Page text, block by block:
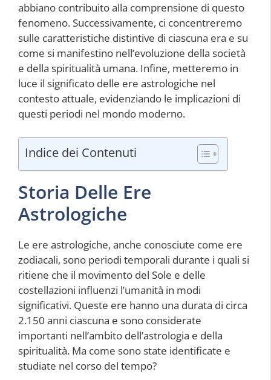
abbiano contribuito alla comprensione di questo
fenomeno. Successivamente, ci concentreremo
sulle caratteristiche distintive di ciascuna era e su
come si manifestino nell’evoluzione della società
e della spiritualità umana. Infine, metteremo in
luce il significato delle ere astrologiche nel
contesto attuale, evidenziando le implicazioni di
questi periodi nel mondo moderno.
Indice dei Contenuti
Storia Delle Ere
Astrologiche
Le ere astrologiche, anche conosciute come ere
zodiacali, sono periodi temporali durante i quali si
ritiene che il movimento del Sole e delle
costellazioni influenzi l’umanità in modi
significativi. Queste ere hanno una durata di circa
2.150 anni ciascuna e sono considerate
importanti nell’ambito dell’astrologia e della
spiritualità. Ma come sono state identificate e
studiate nel corso del tempo?